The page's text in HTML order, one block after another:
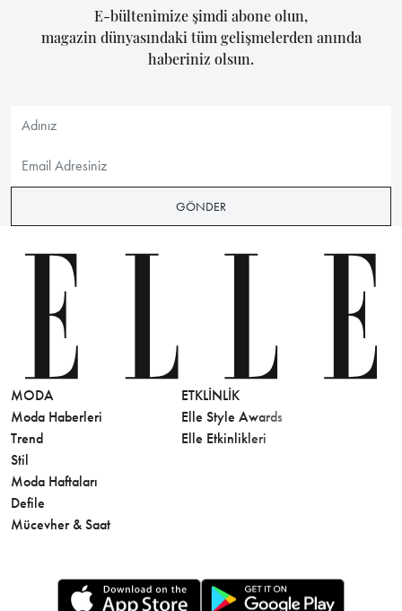
E-bültenimize şimdi abone olun,
magazin dünyasındaki tüm gelişmelerden anında
haberiniz olsun.
GÖNDER
MODA
Moda Haberleri
Trend
Stil
Moda Haftaları
Defile
Mücevher & Saat
ETKLINLIK
Elle Style Awards
Elle Etkinlikleri